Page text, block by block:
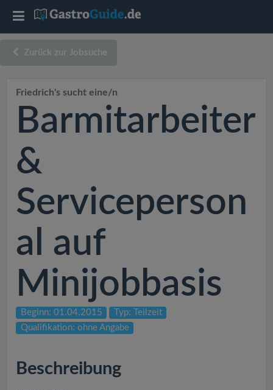
Zurück zur Jobsuche
Friedrich's sucht eine/n
Barmitarbeiter
&
Serviceperson
al auf
Minijobbasis
Beginn: 01.04.2015
Typ: Teilzeit
Qualifikation: ohne Angabe
Beschreibung
T
o
g
e
n
a
v
i
a